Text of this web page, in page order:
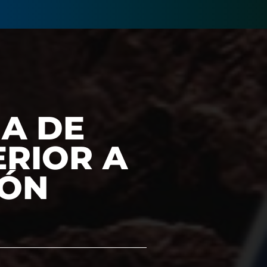
DE
A